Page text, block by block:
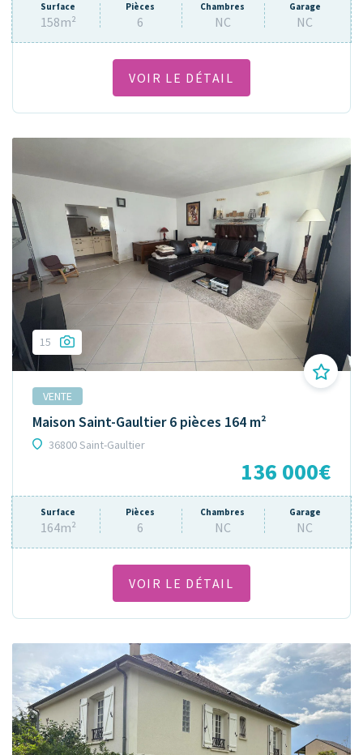
Surface
158m²
Pièces
6
Chambres
NC
Garage
NC
VOIR LE DÉTAIL
15
VENTE
Maison Saint-Gaultier 6 pièces 164 m²
36800 Saint-Gaultier
136 000€
Surface
164m²
Pièces
6
Chambres
NC
Garage
NC
VOIR LE DÉTAIL